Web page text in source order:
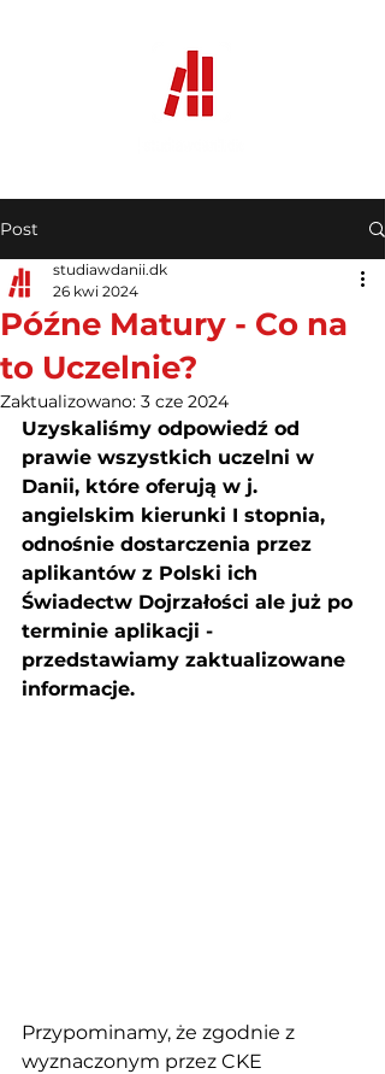
Post
Późne Matury - Co na
to Uczelnie?
studiawdanii.dk
26 kwi 2024
Zaktualizowano: 3 cze 2024
Uzyskaliśmy odpowiedź od
prawie wszystkich uczelni w
Danii, które oferują w j.
angielskim kierunki I stopnia,
odnośnie dostarczenia przez
aplikantów z Polski ich
Świadectw Dojrzałości ale już po
terminie aplikacji -
przedstawiamy zaktualizowane
informacje.
Przypominamy, że zgodnie z
wyznaczonym przez CKE